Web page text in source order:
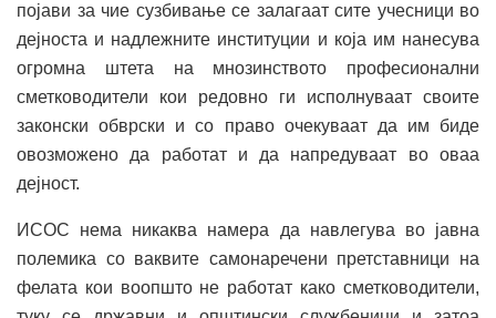
појави за чие сузбивање се залагаат сите учесници во
дејноста и надлежните институции и која им нанесува
огромна штета на мнозинството професионални
сметководители кои редовно ги исполнуваат своите
законски обврски и со право очекуваат да им биде
овозможено да работат и да напредуваат во оваа
дејност.
ИСОС нема никаква намера да навлегува во јавна
полемика со ваквите самонаречени претставници на
фелата кои воопшто не работат како сметководители,